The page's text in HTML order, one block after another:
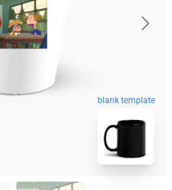
blank template